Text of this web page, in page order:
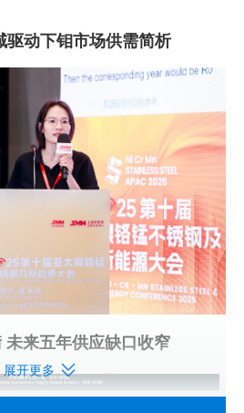
驱动下钼市场供需简析
来五年供应缺口收窄
展开更多